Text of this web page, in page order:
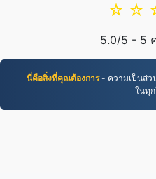
☆
☆
5.0/5 - 5
นี่คือสิ่งที่คุณต้องการ- ความเป็นส่วน
ในทุ